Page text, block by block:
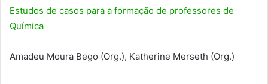
Estudos de casos para a formação de professores de
Química
Amadeu Moura Bego (Org.), Katherine Merseth (Org.)